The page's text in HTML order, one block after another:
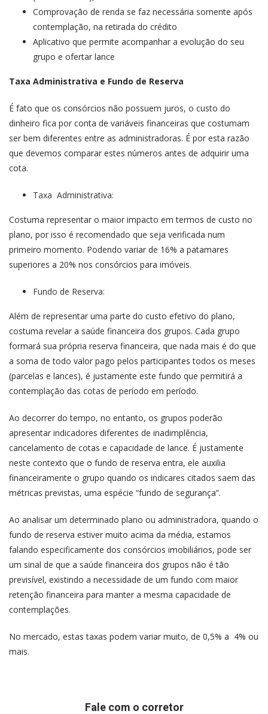
Comprovação de renda se faz necessária somente após
contemplação, na retirada do crédito
Aplicativo que permite acompanhar a evolução do seu
grupo e ofertar lance
Taxa Administrativa e Fundo de Reserva
É fato que os consórcios não possuem juros, o custo do
dinheiro fica por conta de variáveis financeiras que costumam
ser bem diferentes entre as administradoras. É por esta razão
que devemos comparar estes números antes de adquirir uma
cota.
Taxa Administrativa:
Costuma representar o maior impacto em termos de custo no
plano, por isso é recomendado que seja verificada num
primeiro momento. Podendo variar de 16% a patamares
superiores a 20% nos consórcios para imóveis.
Fundo de Reserva:
Além de representar uma parte do custo efetivo do plano,
costuma revelar a saúde financeira dos grupos. Cada grupo
formará sua própria reserva financeira, que nada mais é do que
a soma de todo valor pago pelos participantes todos os meses
(parcelas e lances), é justamente este fundo que permitirá a
contemplação das cotas de período em período.
Ao decorrer do tempo, no entanto, os grupos poderão
apresentar indicadores diferentes de inadimplência,
cancelamento de cotas e capacidade de lance. É justamente
neste contexto que o fundo de reserva entra, ele auxilia
financeiramente o grupo quando os indicares citados saem das
métricas previstas, uma espécie “fundo de segurança”.
Ao analisar um determinado plano ou administradora, quando o
fundo de reserva estiver muito acima da média, estamos
falando especificamente dos consórcios imobiliários, pode ser
um sinal de que a saúde financeira dos grupos não é tão
previsível, existindo a necessidade de um fundo com maior
retenção financeira para manter a mesma capacidade de
contemplações.
No mercado, estas taxas podem variar muito, de 0,5% a 4% ou
mais.
Fale com o corretor